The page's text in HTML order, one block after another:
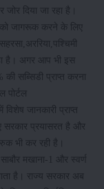
दिया जा रहा है।
जागरूक करने के लिए
है। अगर आप भी इस
सब्सिडी प्राप्त करना
पोर्टल
जानकारी प्राप्त
सरकार प्रयासरत है और
भी कर रही है।
मखाना-1 और स्वर्ण
है। राज्य सरकार अब